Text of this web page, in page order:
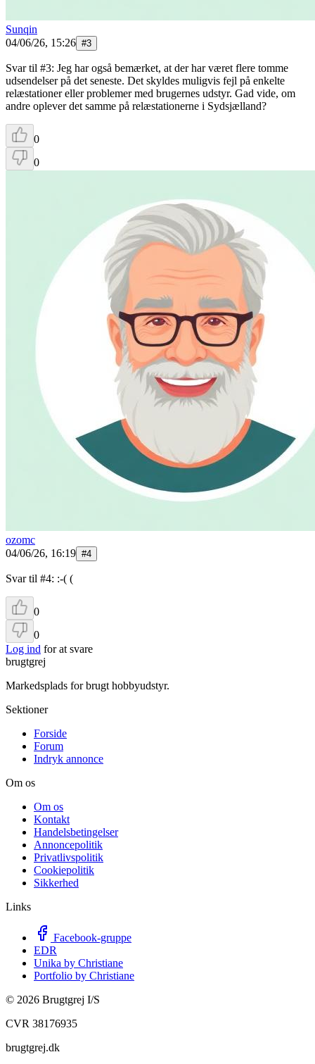
Sunqin
04/06/26, 15:26 #3
Svar til #3: Jeg har også bemærket, at der har været flere tomme
udsendelser på det seneste. Det skyldes muligvis fejl på enkelte
relæstationer eller problemer med brugernes udstyr. Gad vide, om
andre oplever det samme på relæstationerne i Sydsjælland?
0
0
ozomc
04/06/26, 16:19 #4
Svar til #4: :-( (
0
0
Log ind for at svare
brugtgrej
Markedsplads for brugt hobbyudstyr.
Sektioner
Forside
Forum
Indryk annonce
Om os
Om os
Kontakt
Handelsbetingelser
Annoncepolitik
Privatlivspolitik
Cookiepolitik
Sikkerhed
Links
Facebook-gruppe
EDR
Unika by Christiane
Portfolio by Christiane
© 2026 Brugtgrej I/S
CVR 38176935
brugtgrej.dk